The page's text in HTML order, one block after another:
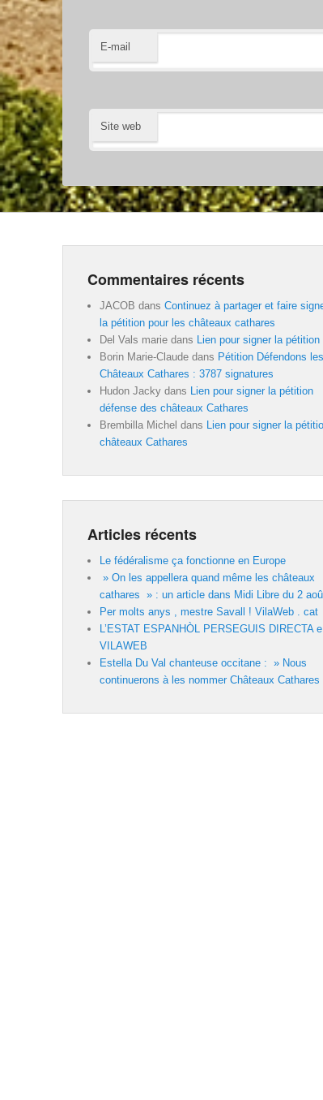
E-mail
Site web
Commentaires récents
JACOB dans Continuez à partager et faire
la pétition pour les châteaux cathares
Del Vals marie dans
Lien pour signer la pétition
Borin Marie-Claude dans Pétition Défendons les
Châteaux Cathares : 3787 signatures
Hudon Jacky dans
Lien pour signer la pétition
défense des châteaux Cathares
Brembilla Michel dans
Lien pour signer la
châteaux Cathares
Articles récents
Le fédéralisme ça fonctionne en Europe
» On les appellera quand même les châteaux
cathares » : un article dans Midi Libre du 2
Per molts anys , mestre Savall ! VilaWeb . cat
L’ESTAT ESPANHÒL PERSEGUIS DIRECTA e
VILAWEB
Estella Du Val chanteuse occitane : » Nous
continuerons à les nommer Châteaux Cathares